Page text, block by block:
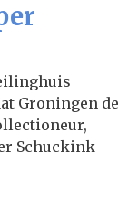
Groningen de
Schuckink